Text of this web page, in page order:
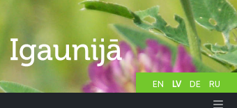
EN LV DE RU